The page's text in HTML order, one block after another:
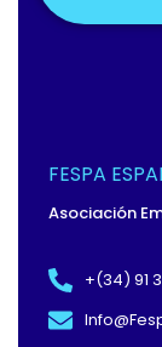
FESPA
Asociación
+(34) 91